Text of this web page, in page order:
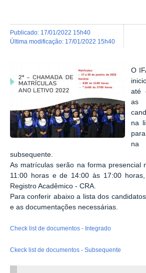
publicado: 17/01/2022 15h40
última modificação: 17/01/2022 15h40
O
até
as
na
na
subsequente.
As matrículas serão na forma presencial
11:00 horas e de 14:00 às 17:00
Registro Acadêmico - CRA.
Para conferir abaixo a lista dos
e as documentações necessárias.
Check list de documentos - Integrado
Ckeck list de documentos - Subsequente